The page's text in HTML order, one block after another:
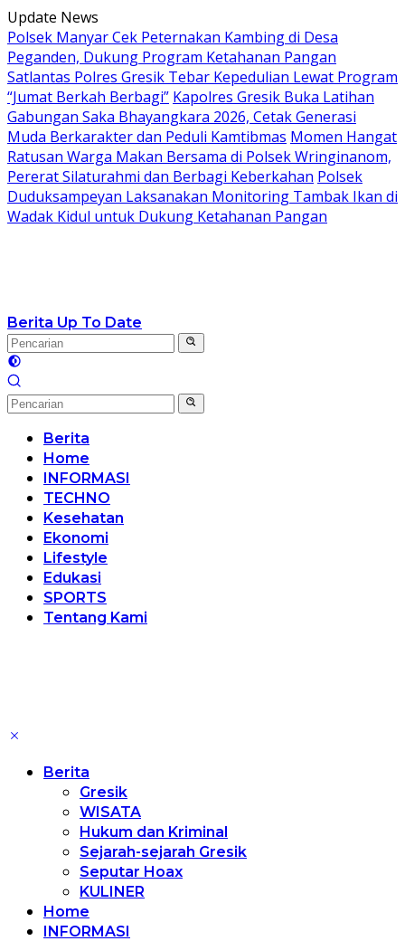
Langsung
ke
konten
Update News
Polsek Manyar Cek Peternakan Kambing di Desa
Peganden, Dukung Program Ketahanan Pangan
Satlantas Polres Gresik Tebar Kepedulian Lewat Program
“Jumat Berkah Berbagi” Kapolres Gresik Buka Latihan
Gabungan Saka Bhayangkara 2026, Cetak Generasi
Muda Berkarakter dan Peduli Kamtibmas Momen Hangat
Ratusan Warga Makan Bersama di Polsek Wringinanom,
Pererat Silaturahmi dan Berbagi Keberkahan Polsek
Duduksampeyan Laksanakan Monitoring Tambak Ikan di
Wadak Kidul untuk Dukung Ketahanan Pangan
Berita Up To Date
Berita
Home
INFORMASI
TECHNO
Kesehatan
Ekonomi
Lifestyle
Edukasi
SPORTS
Tentang Kami
Berita
Gresik
WISATA
Hukum dan Kriminal
Sejarah-sejarah Gresik
Seputar Hoax
KULINER
Home
INFORMASI